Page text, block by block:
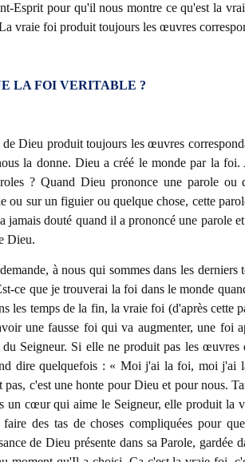
Esprit pour qu'il nous montre ce qu'est la
vraie foi produit toujours les œuvres
LA FOI VERITABLE ?
Dieu produit toujours les œuvres
la donne. Dieu a créé le monde par la
? Quand Dieu prononce une parole ou
ou sur un figuier ou quelque chose, cette
jamais douté quand il a prononcé une parole
Dieu.
à nous qui sommes dans les derniers
ce que je trouverai la foi dans le monde
les temps de la fin, la vraie foi (d'après cette
une fausse foi qui va augmenter, une foi
Seigneur. Si elle ne produit pas les œuvres
dire quelquefois : « Moi j'ai la foi, moi
c'est une honte pour Dieu et pour nous.
un cœur qui aime le Seigneur, elle produit la
des tas de choses compliquées pour
de Dieu présente dans sa Parole, gardée